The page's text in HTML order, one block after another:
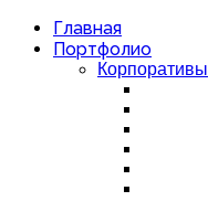
Главная
Портфолио
Корпоративы